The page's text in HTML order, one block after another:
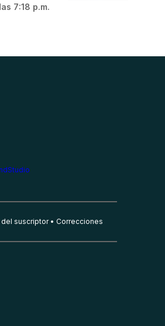
7:18 p.m.
suscriptor Correcciones